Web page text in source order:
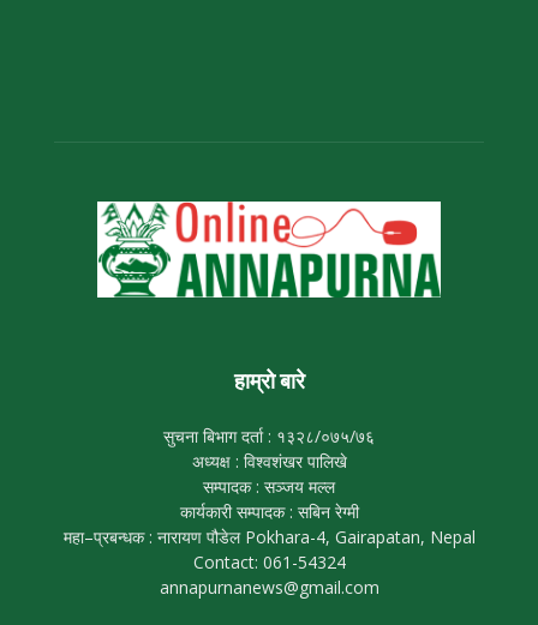
हाम्रो बारे
सुचना बिभाग दर्ता : १३२८/०७५/७६
अध्यक्ष : विश्वशंखर पालिखे
सम्पादक : सञ्जय मल्ल
कार्यकारी सम्पादक : सबिन रेग्मी
महा–प्रबन्धक : नारायण पौडेल Pokhara-4, Gairapatan, Nepal
Contact: 061-54324
annapurnanews@gmail.com